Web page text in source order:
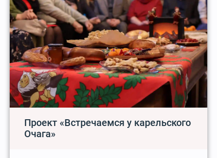
Проект «Встречаемся у карельского
Очага»